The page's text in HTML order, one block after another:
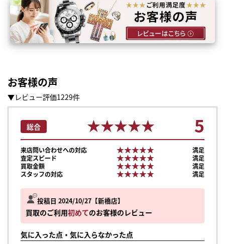
お客様の声
▼レビュー評価1229件
投稿日 2024/10/27 新橋店
買取のご利用初めてのお客様のレビュー
気に入った点・気に入らなかった点
総合 ★★★★★
★★★★★ 5
来店問い合わせへの対応 ★★★★★
★★★★★
満足
査定スピード
★★★★★
★★★★★
満足
買取金額
★★★★★
★★★★★
満足
スタッフの対応
★★★★★
★★★★★ 満足